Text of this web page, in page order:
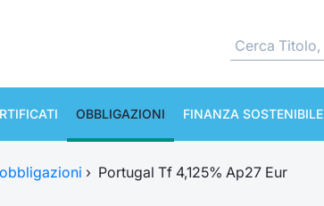
OBBLIGAZIONI FINANZA SOSTENIBILE
› Portugal Tf 4,125% Ap27 Eur